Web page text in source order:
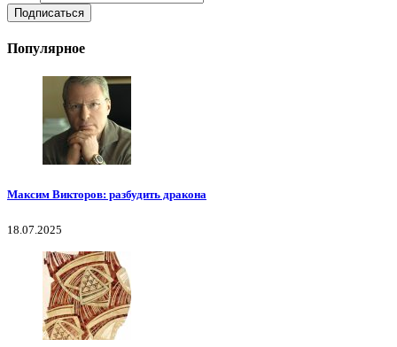
Популярное
Максим Викторов: разбудить дракона
18.07.2025